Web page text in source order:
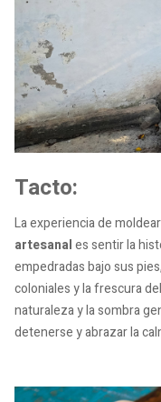
Tacto:
La experiencia de
artesanales sentir la
empedradas bajo sus
coloniales y la frescura
naturaleza y la sombra
detenerse y abrazar la